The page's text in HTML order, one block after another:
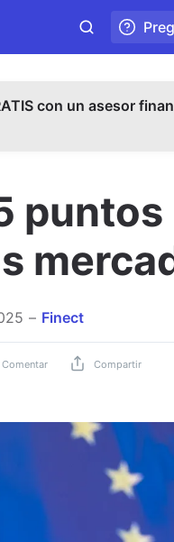
con un asesor
Finect
Comentar Compartir